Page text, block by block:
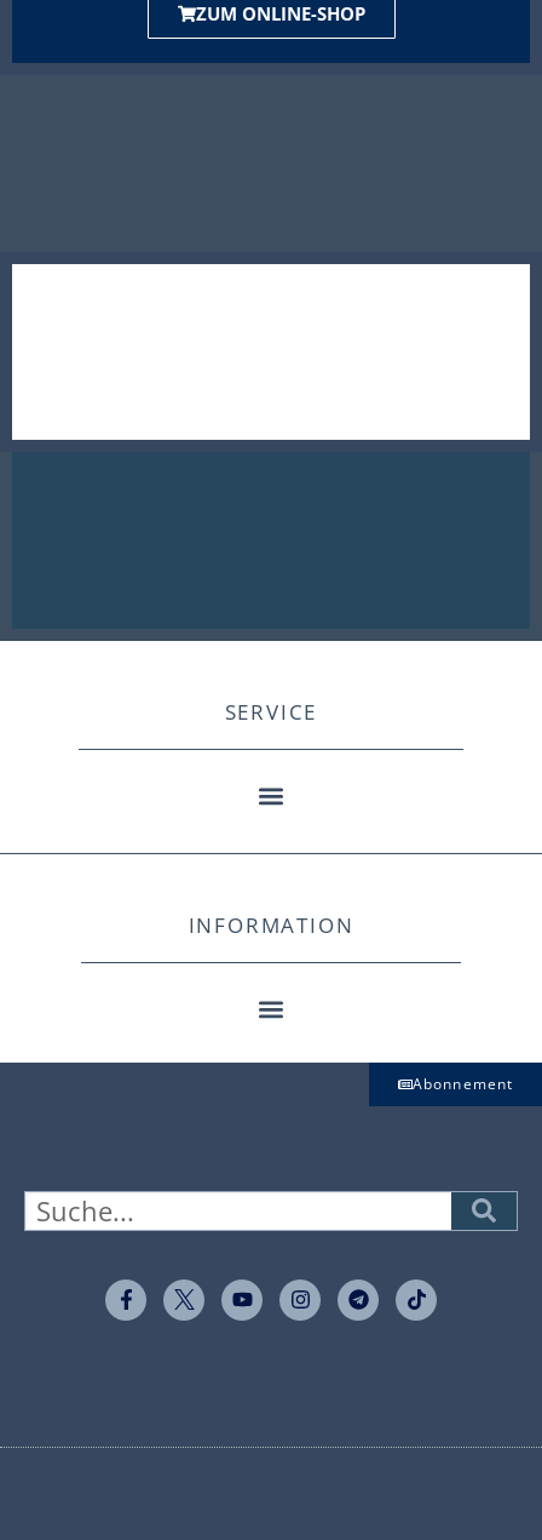
ZUM ONLINE-SHOP
SERVICE
INFORMATION
Abonnement